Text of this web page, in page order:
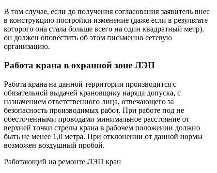
В том случае, если до получения согласования заявитель внес
в конструкцию постройки изменение (даже если в результате
которого она стала больше всего на один квадратный метр),
он должен оповестить об этом письменно сетевую
организацию.
Работа крана в охранной зоне ЛЭП
Работа крана на данной территории производится с
обязательной выдачей крановщику наряда допуска, с
назначением ответственного лица, отвечающего за
безопасность производимых работ. При работе под не
обесточенными проводами минимальное расстояние от
верхней точки стрелы крана в рабочем положении должно
быть не менее 1,0 метра. При отклонении от данной нормы
возможен воздушный пробой.
Работающий на ремонте ЛЭП кран